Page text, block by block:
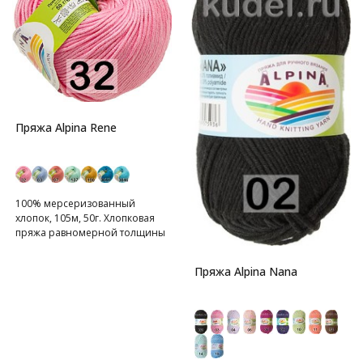
Пряжа Alpina Rene
100% мерсеризованный
хлопок, 105м, 50г. Хлопковая
пряжа равномерной толщины
Пряжа Alpina Nana